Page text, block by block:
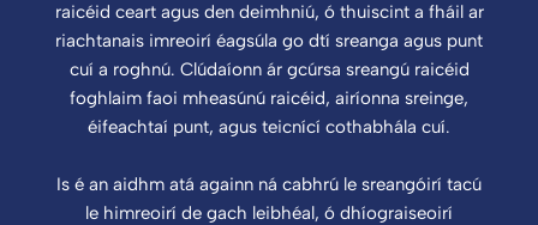
raicéid ceart agus den deimhniú, ó thuiscint a fháil ar
riachtanais imreoirí éagsúla go dtí sreanga agus punt
cuí a roghnú. Clúdaíonn ár gcúrsa sreangú raicéid
foghlaim faoi mheasúnú raicéid, airíonna sreinge,
éifeachtaí punt, agus teicnící cothabhála cuí.
Is é an aidhm atá againn ná cabhrú le sreangóirí tacú
le himreoirí de gach leibhéal, ó dhíograiseoirí